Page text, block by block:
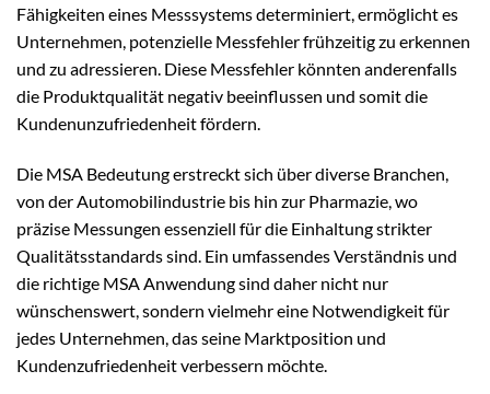
Fähigkeiten eines Messsystems determiniert, ermöglicht es
Unternehmen, potenzielle Messfehler frühzeitig zu erkennen
und zu adressieren. Diese Messfehler könnten anderenfalls
die Produktqualität negativ beeinflussen und somit die
Kundenunzufriedenheit fördern.
Die MSA Bedeutung erstreckt sich über diverse Branchen,
von der Automobilindustrie bis hin zur Pharmazie, wo
präzise Messungen essenziell für die Einhaltung strikter
Qualitätsstandards sind. Ein umfassendes Verständnis und
die richtige MSA Anwendung sind daher nicht nur
wünschenswert, sondern vielmehr eine Notwendigkeit für
jedes Unternehmen, das seine Marktposition und
Kundenzufriedenheit verbessern möchte.